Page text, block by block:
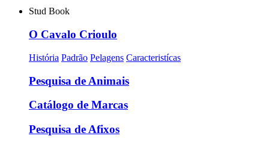
Stud Book
O Cavalo Crioulo
História Padrão Pelagens Caracteristícas
Pesquisa de Animais
Catálogo de Marcas
Pesquisa de Afixos